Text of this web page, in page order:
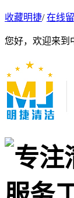
收藏明捷/在线
您好，欢迎来到